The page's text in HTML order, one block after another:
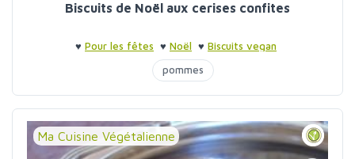
Biscuits de Noël aux cerises confites
♥ Pour les fêtes ♥ Noël ♥ Biscuits vegan
pommes
Ma Cuisine Végétalienne